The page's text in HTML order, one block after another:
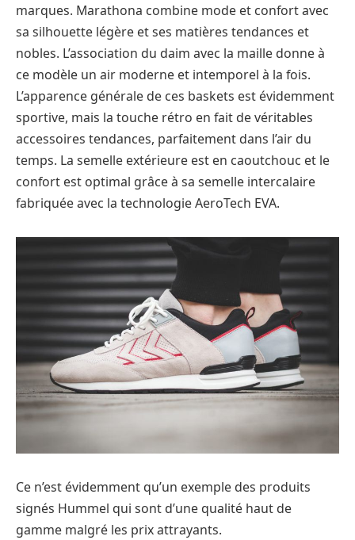
marques. Marathona combine mode et confort avec
sa silhouette légère et ses matières tendances et
nobles. L’association du daim avec la maille donne à
ce modèle un air moderne et intemporel à la fois.
L’apparence générale de ces baskets est évidemment
sportive, mais la touche rétro en fait de véritables
accessoires tendances, parfaitement dans l’air du
temps. La semelle extérieure est en caoutchouc et le
confort est optimal grâce à sa semelle intercalaire
fabriquée avec la technologie AeroTech EVA.
Ce n’est évidemment qu’un exemple des produits
signés Hummel qui sont d’une qualité haut de
gamme malgré les prix attrayants.